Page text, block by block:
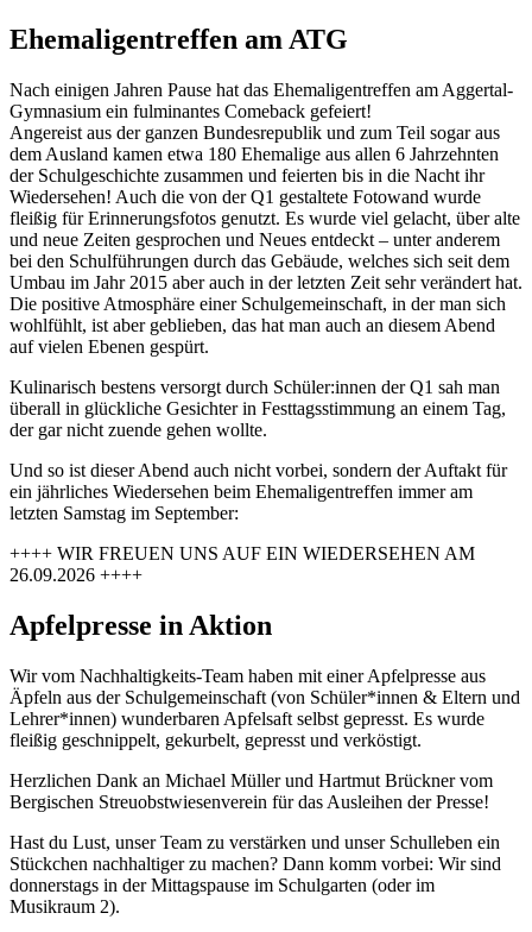
Ehemaligentreffen am ATG
Nach einigen Jahren Pause hat das Ehemaligentreffen am Aggertal-
Gymnasium ein fulminantes Comeback gefeiert!
Angereist aus der ganzen Bundesrepublik und zum Teil sogar aus
dem Ausland kamen etwa 180 Ehemalige aus allen 6 Jahrzehnten
der Schulgeschichte zusammen und feierten bis in die Nacht ihr
Wiedersehen! Auch die von der Q1 gestaltete Fotowand wurde
fleißig für Erinnerungsfotos genutzt. Es wurde viel gelacht, über alte
und neue Zeiten gesprochen und Neues entdeckt – unter anderem
bei den Schulführungen durch das Gebäude, welches sich seit dem
Umbau im Jahr 2015 aber auch in der letzten Zeit sehr verändert hat.
Die positive Atmosphäre einer Schulgemeinschaft, in der man sich
wohlfühlt, ist aber geblieben, das hat man auch an diesem Abend
auf vielen Ebenen gespürt.
Kulinarisch bestens versorgt durch Schüler:innen der Q1 sah man
überall in glückliche Gesichter in Festtagsstimmung an einem Tag,
der gar nicht zuende gehen wollte.
Und so ist dieser Abend auch nicht vorbei, sondern der Auftakt für
ein jährliches Wiedersehen beim Ehemaligentreffen immer am
letzten Samstag im September:
++++ WIR FREUEN UNS AUF EIN WIEDERSEHEN AM
26.09.2026 ++++
Apfelpresse in Aktion
Wir vom Nachhaltigkeits-Team haben mit einer Apfelpresse aus
Äpfeln aus der Schulgemeinschaft (von Schüler*innen & Eltern und
Lehrer*innen) wunderbaren Apfelsaft selbst gepresst. Es wurde
fleißig geschnippelt, gekurbelt, gepresst und verköstigt.
Herzlichen Dank an Michael Müller und Hartmut Brückner vom
Bergischen Streuobstwiesenverein für das Ausleihen der Presse!
Hast du Lust, unser Team zu verstärken und unser Schulleben ein
Stückchen nachhaltiger zu machen? Dann komm vorbei: Wir sind
donnerstags in der Mittagspause im Schulgarten (oder im
Musikraum 2).